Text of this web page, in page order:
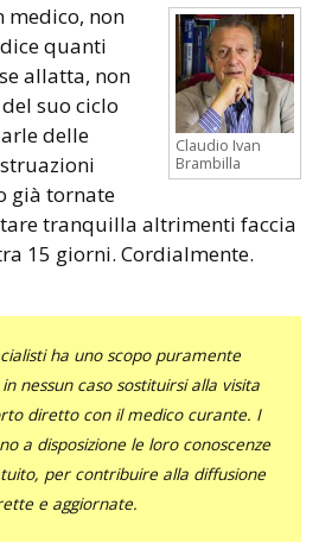
Claudio Ivan
Brambilla
quanti
allatta, non
suo ciclo
delle
già tornate
tranquilla altrimenti faccia
15 giorni. Cordialmente.
ha uno scopo puramente
nessun caso sostituirsi alla visita
diretto con il medico curante. I
a disposizione le loro conoscenze
per contribuire alla diffusione
e aggiornate.